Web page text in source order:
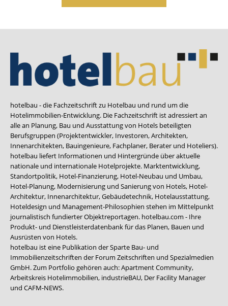
hotelbau - die Fachzeitschrift zu Hotelbau und rund um die
Hotelimmobilien-Entwicklung. Die Fachzeitschrift ist adressiert an
alle an Planung, Bau und Ausstattung von Hotels beteiligten
Berufsgruppen (Projektentwickler, Investoren, Architekten,
Innenarchitekten, Bauingenieure, Fachplaner, Berater und Hoteliers).
hotelbau liefert Informationen und Hintergründe über aktuelle
nationale und internationale Hotelprojekte. Marktentwicklung,
Standortpolitik, Hotel-Finanzierung, Hotel-Neubau und Umbau,
Hotel-Planung, Modernisierung und Sanierung von Hotels, Hotel-
Architektur, Innenarchitektur, Gebäudetechnik, Hotelausstattung,
Hoteldesign und Management-Philosophien stehen im Mittelpunkt
journalistisch fundierter Objektreportagen. hotelbau.com - Ihre
Produkt- und Dienstleisterdatenbank für das Planen, Bauen und
Ausrüsten von Hotels.
hotelbau ist eine Publikation der Sparte Bau- und
Immobilienzeitschriften der Forum Zeitschriften und Spezialmedien
GmbH. Zum Portfolio gehören auch:Apartment Community,
Arbeitskreis Hotelimmobilien, industrieBAU, Der Facility Manager
und CAFM-NEWS.